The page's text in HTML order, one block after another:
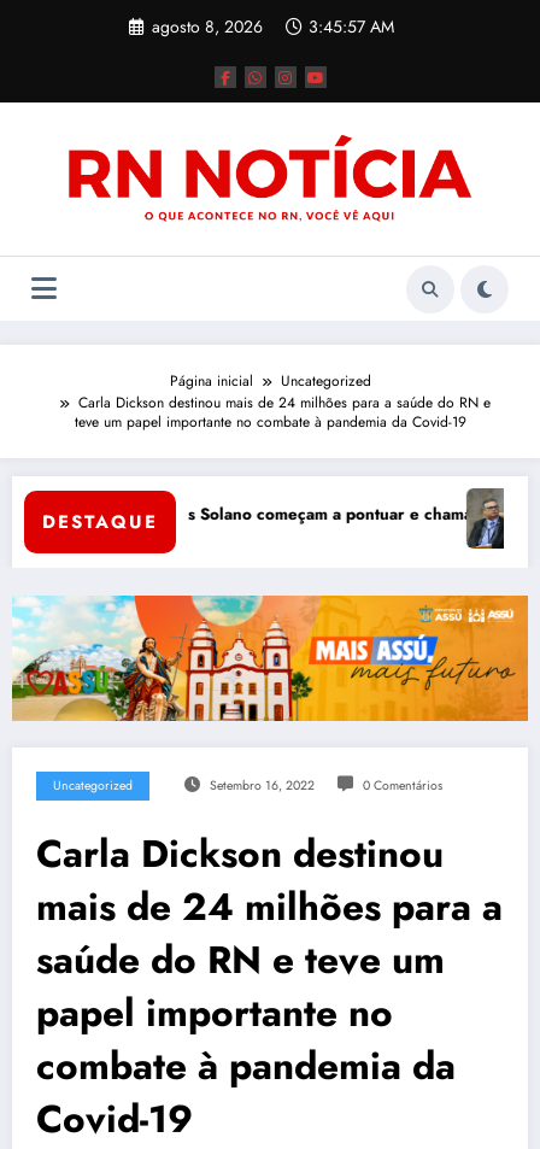
agosto 8, 2026 3:45:58 AM
Página inicial
Uncategorized
Carla Dickson destinou mais de 24 milhões para a saúde do RN e
teve um papel importante no combate à pandemia da Covid-19
DESTAQUE
Tinôco e Marcos Solano começam a pontuar e chamam atenção na
Dino
Uncategorized Setembro 16, 2022 0 Comentários
Carla Dickson destinou
mais de 24 milhões para a
saúde do RN e teve um
papel importante no
combate à pandemia da
Covid-19